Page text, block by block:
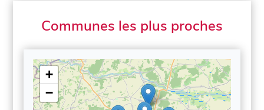
Communes les plus proches
+
−